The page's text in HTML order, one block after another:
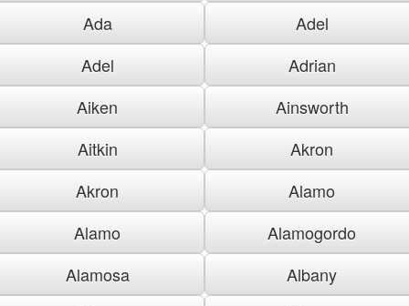
Ada
Adel
Adel
Adrian
Aiken
Ainsworth
Aitkin
Akron
Akron
Alamo
Alamo
Alamogordo
Alamosa
Albany